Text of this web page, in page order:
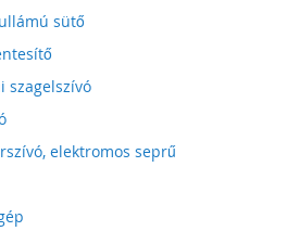
sütő
szagelszívó
elektromos seprű